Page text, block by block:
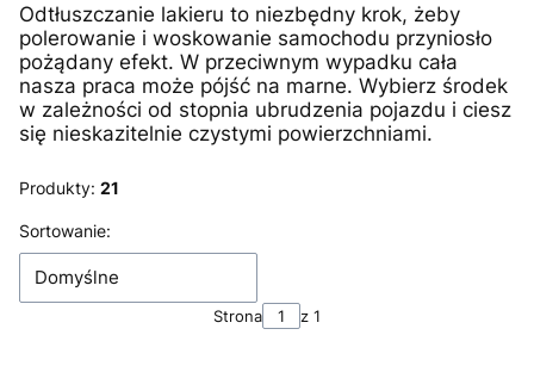
Odtłuszczanie lakieru to niezbędny krok, żeby
polerowanie i woskowanie samochodu przyniosło
pożądany efekt. W przeciwnym wypadku cała
nasza praca może pójść na marne. Wybierz środek
w zależności od stopnia ubrudzenia pojazdu i ciesz
się nieskazitelnie czystymi powierzchniami.
Produkty: 21
Lista produktów
Sortowanie:
Domyślne
Strona z 1